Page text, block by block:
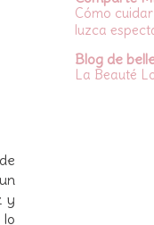
y
Cómo
luzca
Blog de
La Beauté